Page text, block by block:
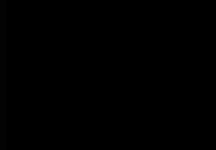
POURQUOI
VERRIÈRE SUR